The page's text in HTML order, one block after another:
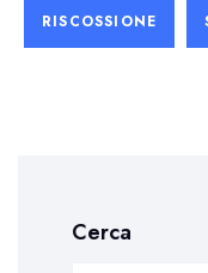
RISCOSSIONE
Cerca